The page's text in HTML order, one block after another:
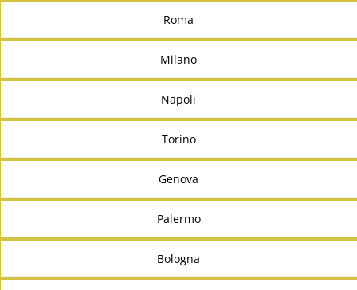
Roma
Milano
Napoli
Torino
Genova
Palermo
Bologna